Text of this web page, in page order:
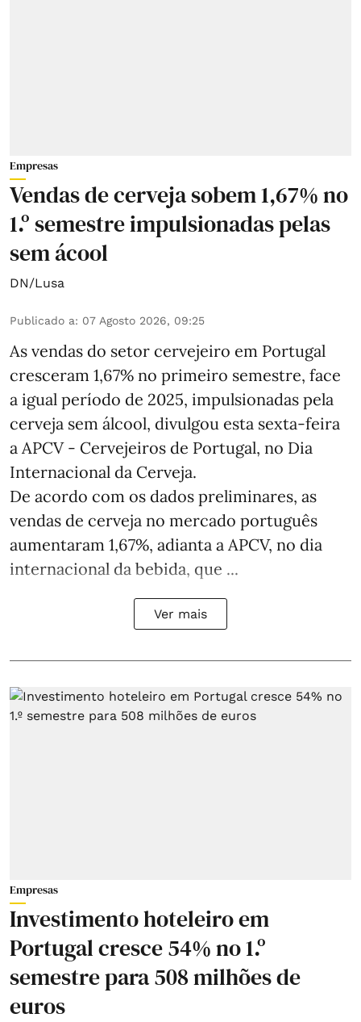
Empresas
Vendas de cerveja sobem 1,67% no
1.º semestre impulsionadas pelas
sem ácool
DN/Lusa
Publicado a: 07 Agosto 2026, 09:25
As vendas do setor cervejeiro em Portugal
cresceram 1,67% no primeiro semestre, face
a igual período de 2025, impulsionadas pela
cerveja sem álcool, divulgou esta sexta-feira
a APCV - Cervejeiros de Portugal, no Dia
Internacional da Cerveja.
De acordo com os dados preliminares, as
vendas de cerveja no mercado português
aumentaram 1,67%, adianta a APCV, no dia
internacional da bebida, que ...
Ver mais
Empresas
Investimento hoteleiro em
Portugal cresce 54% no 1.º
semestre para 508 milhões de
euros